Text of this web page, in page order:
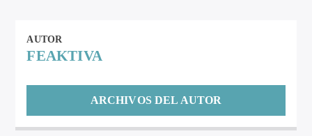
AUTOR
FEAKTIVA
ARCHIVOS DEL AUTOR